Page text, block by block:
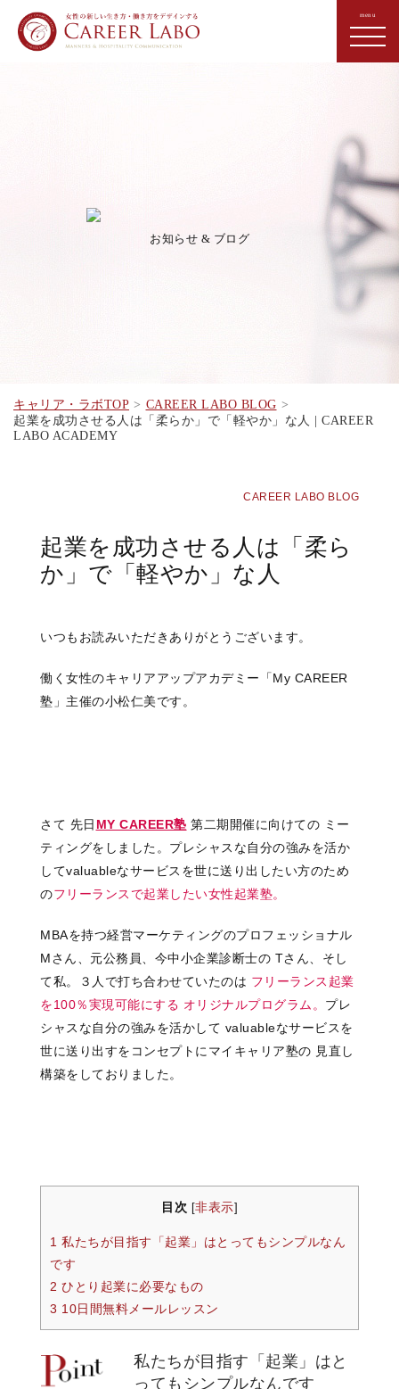
お知らせ & ブログ
キャリア・ラボTOP
CAREER LABO BLOG
起業を成功させる人は「柔らか」で「軽やか」な人 | CAREER
LABO ACADEMY
CAREER LABO BLOG
起業を成功させる人は「柔ら
か」で「軽やか」な人
いつもお読みいただきありがとうございます。
働く女性のキャリアアップアカデミー「My CAREER
塾」主催の小松仁美です。
さて 先日 MY CAREER塾 第二期開催に向けての ミー
ティングをしました。プレシャスな自分の強みを活か
してvaluableなサービスを世に送り出したい方のため
のフリーランスで起業したい女性起業塾。
MBAを持つ経営マーケティングのプロフェッショナル
Mさん、元公務員、今中小企業診断士の Tさん、そし
て私。３人で打ち合わせていたのは フリーランス起業
を100％実現可能にする オリジナルプログラム。 プレ
シャスな自分の強みを活かして valuableなサービスを
世に送り出すをコンセプトにマイキャリア塾の 見直し
構築をしておりました。
目次 非表示
1 私たちが目指す「起業」はとってもシンプルなん
です
2 ひとり起業に必要なもの
3 10日間無料メールレッスン
私たちが目指す「起業」はと
ってもシンプルなんです